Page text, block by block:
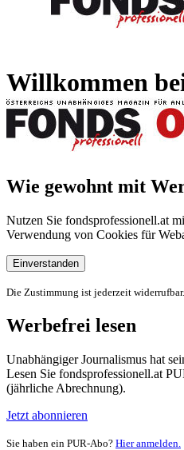
Willkommen
Wie gewohnt mit
Nutzen Sie fondsprofessionell.at
Verwendung von Cookies für
Einverstanden
Die Zustimmung ist jederzeit widerrufbar.
Werbefrei lesen
Unabhängiger Journalismus hat
Lesen Sie fondsprofessionell.at
(jährliche Abrechnung).
Jetzt abonnieren
Sie haben ein PUR-Abo? Hier anmelden.